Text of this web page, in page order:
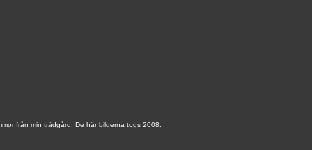
från min trädgård. De här bilderna togs 2008.